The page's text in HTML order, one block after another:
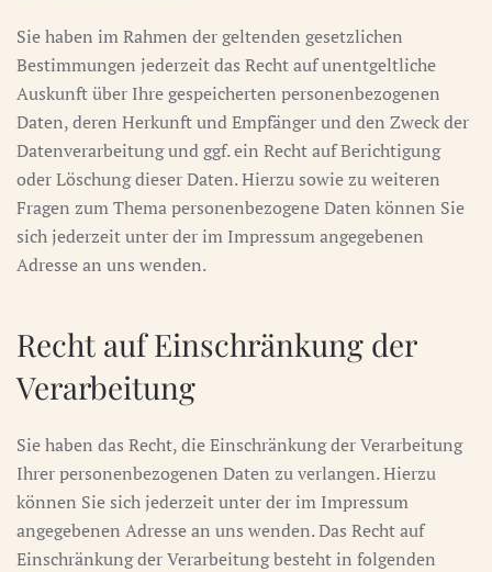
Sie haben im Rahmen der geltenden gesetzlichen
Bestimmungen jederzeit das Recht auf unentgeltliche
Auskunft über Ihre gespeicherten personenbezogenen
Daten, deren Herkunft und Empfänger und den Zweck der
Datenverarbeitung und ggf. ein Recht auf Berichtigung
oder Löschung dieser Daten. Hierzu sowie zu weiteren
Fragen zum Thema personenbezogene Daten können Sie
sich jederzeit unter der im Impressum angegebenen
Adresse an uns wenden.
Recht auf Einschränkung der
Verarbeitung
Sie haben das Recht, die Einschränkung der Verarbeitung
Ihrer personenbezogenen Daten zu verlangen. Hierzu
können Sie sich jederzeit unter der im Impressum
angegebenen Adresse an uns wenden. Das Recht auf
Einschränkung der Verarbeitung besteht in folgenden